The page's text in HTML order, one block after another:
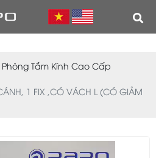
Phòng Tắm Kính Cao Cấp
1 FIX ,CÓ VÁCH L (CÓ GIẢM